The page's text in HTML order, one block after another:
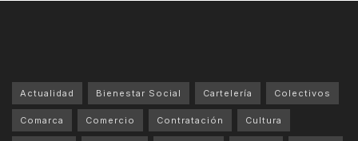
Actualidad Bienestar Social Cartelería Colectivos
Comarca Comercio Contratación Cultura